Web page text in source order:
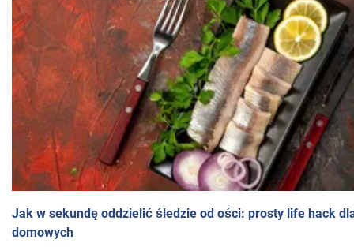
Jak w sekundę oddzielić śledzie od ości: prosty life hack
domowych